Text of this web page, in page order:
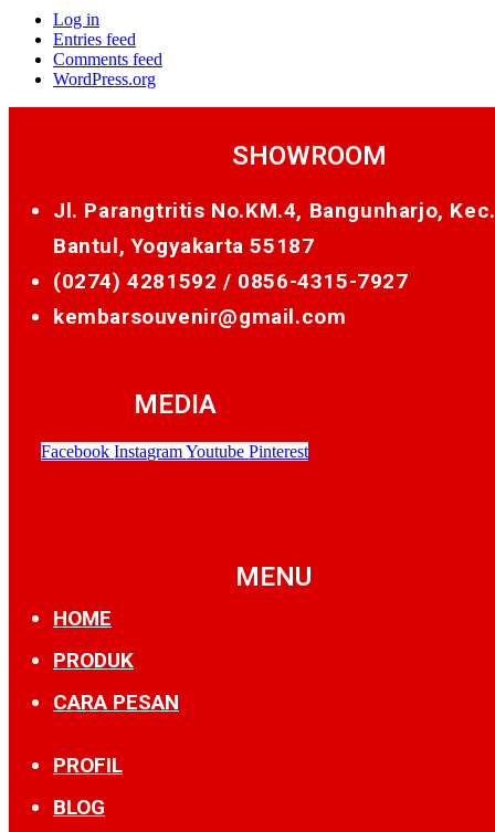
Log in
Entries feed
Comments feed
WordPress.org
SHOWROOM
Jl. Parangtritis No.KM.4, Bangunharjo,
Bantul, Yogyakarta 55187
(0274) 4281592 / 0856-4315-7927
kembarsouvenir@gmail.com
MEDIA
Facebook Instagram Youtube Pinterest
MENU
HOME
PRODUK
CARA PESAN
PROFIL
BLOG